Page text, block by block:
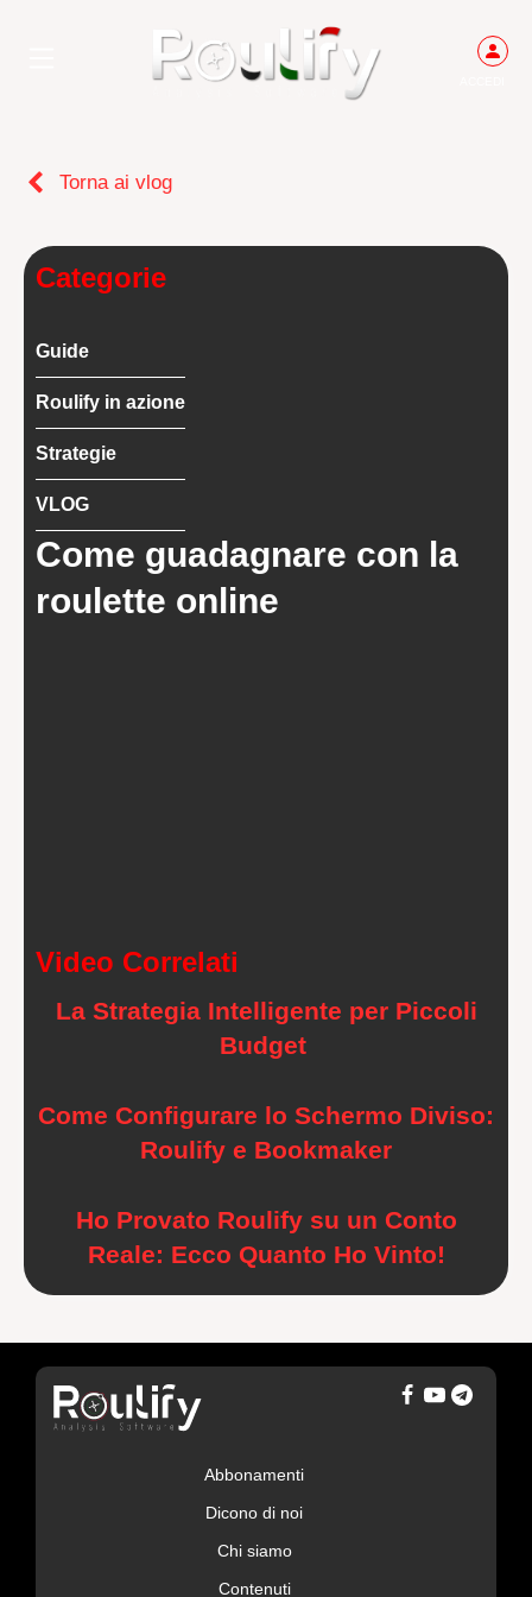
Torna ai vlog
Categorie
Guide
Roulify in azione
Strategie
VLOG
Come guadagnare con la
roulette online
Video Correlati
La Strategia Intelligente per Piccoli
Budget
Come Configurare lo Schermo Diviso:
Roulify e Bookmaker
Ho Provato Roulify su un Conto
Reale: Ecco Quanto Ho Vinto!
Abbonamenti
Dicono di noi
Chi siamo
Contenuti